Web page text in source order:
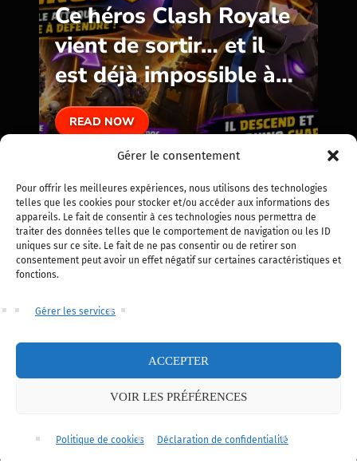
Gérer le consentement
Pour offrir les meilleures expériences, nous utilisons des technologies
telles que les cookies pour stocker et/ou accéder aux informations des
appareils. Le fait de consentir à ces technologies nous permettra de
traiter des données telles que le comportement de navigation ou les ID
uniques sur ce site. Le fait de ne pas consentir ou de retirer son
consentement peut avoir un effet négatif sur certaines caractéristiques et
fonctions.
Gérer les services
ACCEPTER
VOIR LES PRÉFÉRENCES
Politique de cookies Déclaration de confidentialité
Ce héros Clash Royale
vient de sortir… et il
est déjà impossible à
défendre
READ NOW
BLOG
: Comparatif des
Performances et Prix
READ NOW
Français